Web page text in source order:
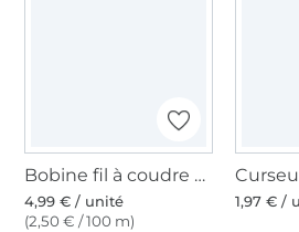
Bobine fil à coudre Gütermann 200m polyester, (141) gris éléphant
4,99 € / unité
(2,50 € / 100 m)
1,97 € /